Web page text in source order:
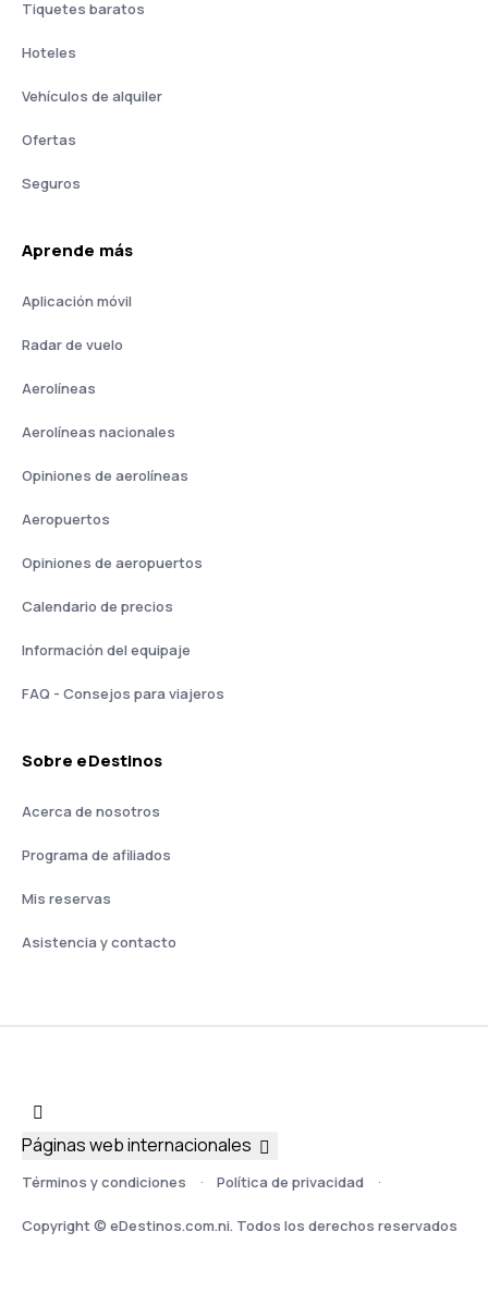
Tiquetes baratos
Hoteles
Vehículos de alquiler
Ofertas
Seguros
Aprende más
Aplicación móvil
Radar de vuelo
Aerolíneas
Aerolíneas nacionales
Opiniones de aerolíneas
Aeropuertos
Opiniones de aeropuertos
Calendario de precios
Información del equipaje
FAQ - Consejos para viajeros
Sobre eDestinos
Acerca de nosotros
Programa de afiliados
Mis reservas
Asistencia y contacto
Términos y condiciones Política de privacidad
Copyright © eDestinos.com.ni. Todos los derechos reservados
Páginas web internacionales